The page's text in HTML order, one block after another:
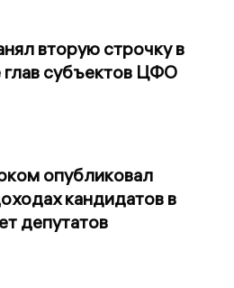
вторую строчку в
глав субъектов ЦФО
опубликовал
кандидатов в
депутатов